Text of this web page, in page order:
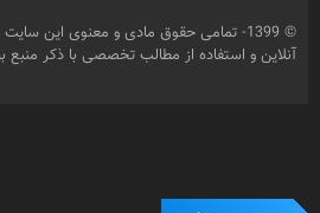
© 1399- تمامی حقوق مادی و معنوی این
آنلاین و استفاده از مطالب تخصصی با ذکر منبع